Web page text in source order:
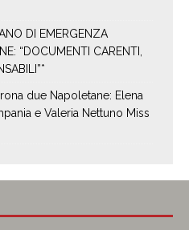
DI EMERGENZA
“DOCUMENTI CARENTI,
due Napoletane: Elena
e Valeria Nettuno Miss